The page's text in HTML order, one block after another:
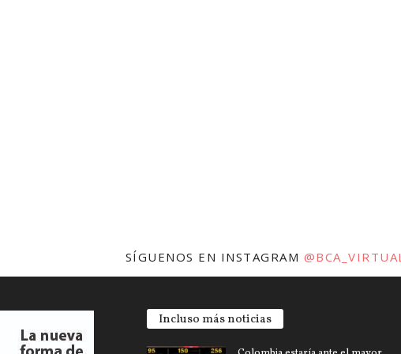
SÍGUENOS EN INSTAGRAM @BCA_VIRTUAL
Incluso más noticias